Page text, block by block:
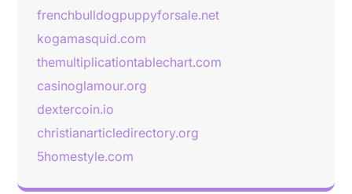
frenchbulldogpuppyforsale.net
kogamasquid.com
themultiplicationtablechart.com
casinoglamour.org
dextercoin.io
christianarticledirectory.org
5homestyle.com